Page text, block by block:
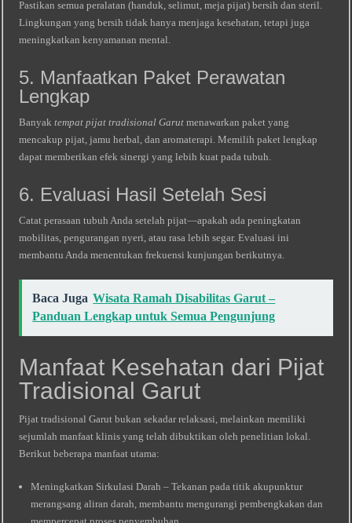
Pastikan semua peralatan (handuk, selimut, meja pijat) bersih dan steril.
Lingkungan yang bersih tidak hanya menjaga kesehatan, tetapi juga
meningkatkan kenyamanan mental.
5. Manfaatkan Paket Perawatan
Lengkap
Banyaktempat pijat tradisional Garut menawarkan paket yang
mencakup pijat, jamu herbal, dan aromaterapi. Memilih paket lengkap
dapat memberikan efek sinergi yang lebih kuat pada tubuh.
6. Evaluasi Hasil Setelah Sesi
Catat perasaan tubuh Anda setelah pijat—apakah ada peningkatan
mobilitas, pengurangan nyeri, atau rasa lebih segar. Evaluasi ini
membantu Anda menentukan frekuensi kunjungan berikutnya.
Baca Juga Wisata Ramah Disabilitas Garut –
Panduan Lengkap untuk Semua Pengunjung
Manfaat Kesehatan dari Pijat
Tradisional Garut
Pijat tradisional Garut bukan sekadar relaksasi, melainkan memiliki
sejumlah manfaat klinis yang telah dibuktikan oleh penelitian lokal.
Berikut beberapa manfaat utama:
Meningkatkan Sirkulasi Darah – Tekanan pada titik akupunktur
merangsang aliran darah, membantu mengurangi pembengkakan dan